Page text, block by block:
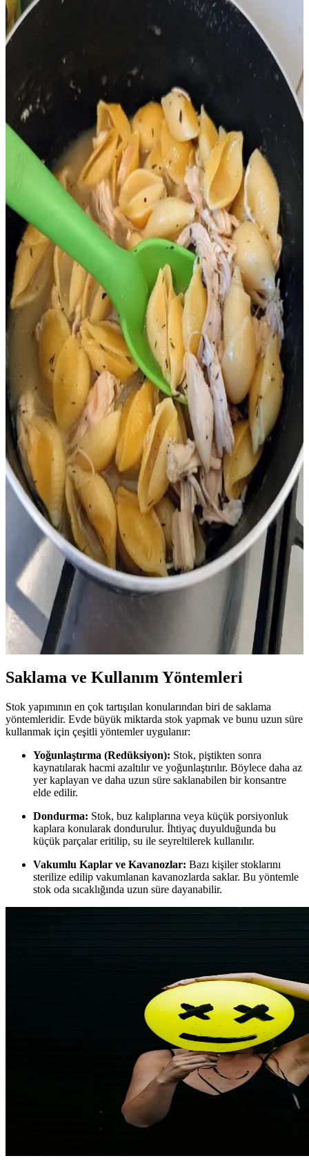
Toplu Alımla Rotisserie Tavuk ve Stok Yapımı:
Ekonomik, Pratik ve Lezzetli Yöntemler
Rotisserie tavukların toplu alımı, vakumlu paketleme ve stok yapımı
yöntemleriyle ekonomik ve pratik saklama çözümleri sunar. Artıkları
değerlendirmek ve gıda israfını azaltmak mümkündür.
Marketlerde Corned Beef İndirimi ve Fırsatları:
Stok, Fiyat ve Kullanım Rehberi
Corned beef, St. Patrick's Day sonrası marketlerde indirimle satılır.
Fiyat ve stok farklılıkları, kullanım alanları ve indirim taktikleri
detaylıca incelenir. Doğru zamanlama ve market seçimi önemlidir.
A101 Kargo Teslim Süresi ve Süreç Analizi
Türkiye'de Online Alışverişte Güncel Durum
A101'in online alışverişlerde teslimat süresi genellikle 2-4 gün
arasında değişir. Bölge, stok ve kargo şirketleri teslimat süresini
etkiler, müşteri memnuniyeti ve süreç yönetimi açısından önemlidir.
Risotto Pişirme Süresi ve Teknikleri: Doğru
Yöntemlerle Kremamsı Sonuçlar
Risotto pişirme süresi genellikle 20 dakikadan uzun sürer. Pirinç
türü, stok sıcaklığı, ısı kontrolü ve ekipman gibi faktörler lezzet ve
dokuyu belirler. Doğru teknikle kremamsı risotto elde edilir.
Bütün Çiğ Tavuk Almanın Ekonomik, Lezzetli ve
Çevre Dostu Avantajları
Bütün çiğ tavuk satın almak, ekonomik fiyat avantajı, farklı pişirme
seçenekleri ve ambalaj atığını azaltma gibi faydalar sunar.
Kemiklerden stok yapımı da besleyici ve lezzetli alternatifler sağlar.
Mağaza İndirim Bölümlerini Düzenli Takip Etmenin
Ekonomik ve Pratik Yöntemleri
Mağaza indirim bölümlerini düzenli kontrol etmek, kaliteli ürünleri
uygun fiyata almak ve ekonomik alışveriş yapmak için önemlidir.
İhtiyaç odaklı seçim ve ürün kontrolü bütçe dostu çözümler sunar.
İndirimli Bütün Tavukların Ekonomik ve Pratik
Kullanımı: Yemek ve Stok Hazırlama Yöntemleri
İndirimli bütün tavuklar, uygun maliyetle çok sayıda porsiyon
yemek hazırlama imkanı sunar. Tavuk suyu ve kemik unu gibi yan
ürünlerle atık azaltılır ve besin değeri artırılır.
Saklama ve Kullanım Yöntemleri
Stok yapımının en çok tartışılan konularından biri de saklama
yöntemleridir. Evde büyük miktarda stok yapmak ve bunu uzun süre
kullanmak için çeşitli yöntemler uygulanır:
Yoğunlaştırma (Redüksiyon): Stok, piştikten sonra
kaynatılarak hacmi azaltılır ve yoğunlaştırılır. Böylece daha az
yer kaplayan ve daha uzun süre saklanabilen bir konsantre
elde edilir.
Dondurma: Stok, buz kalıplarına veya küçük porsiyonluk
kaplara konularak dondurulur. İhtiyaç duyulduğunda bu
küçük parçalar eritilip, su ile seyreltilerek kullanılır.
Vakumlu Kaplar ve Kavanozlar: Bazı kişiler stoklarını
sterilize edilip vakumlanan kavanozlarda saklar. Bu yöntemle
stok oda sıcaklığında uzun süre dayanabilir.